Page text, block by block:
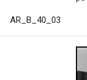
AR_B_40_03